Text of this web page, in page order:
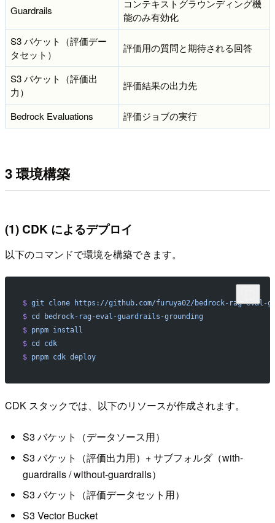
Guardrails
コンテキストグラウンディング機
能のみ有効化
S3 バケット（評価デー
タセット）
評価用の質問と期待される回答
S3 バケット（評価出
力）
評価結果の出力先
Bedrock Evaluations 評価ジョブの実行
3 環境構築
(1) CDK によるデプロイ
以下のコマンドで環境を構築できます。
$ git clone https://github.com/furuya02/bedrock-rag-eval-
$ cd
bedrock-rag-eval-guardrails-grounding
$ pnpm install
$ cd
cdk
$ pnpm cdk deploy
CDK スタックでは、以下のリソースが作成されます。
S3 バケット（データソース用）
S3 バケット（評価出力用）+ サブフォルダ（with-
guardrails / without-guardrails）
S3 バケット（評価データセット用）
S3 Vector Bucket